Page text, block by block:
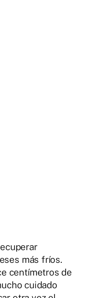
más fríos.
centímetros de
cuidado